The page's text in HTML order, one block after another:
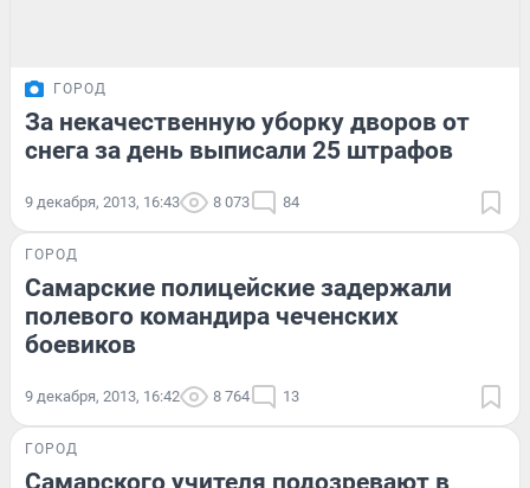
ГОРОД
За некачественную уборку дворов от
снега за день выписали 25 штрафов
9 декабря, 2013, 16:43 8 073 84
ГОРОД
Самарские полицейские задержали
полевого командира чеченских
боевиков
9 декабря, 2013, 16:42 8 764 13
ГОРОД
Самарского учителя подозревают в